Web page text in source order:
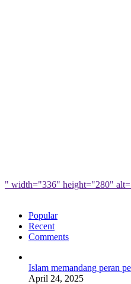
" width="336" height="280"
Popular
Recent
Comments
Islam memandang peran
April 24, 2025